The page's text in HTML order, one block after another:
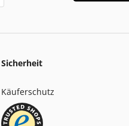
Sicherheit
Käuferschutz